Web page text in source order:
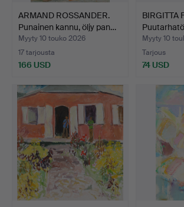
ARMAND ROSSANDER.
Punainen kannu, öljy pan…
Myyty 10 touko 2026
17 tarjousta
166 USD
BIRGITTA
Myyty 10
Tarjous
74 USD